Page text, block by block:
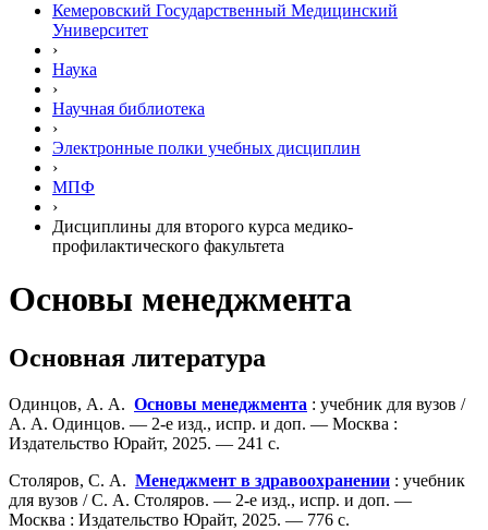
Кемеровский Государственный Медицинский
Университет
›
Наука
›
Научная библиотека
›
Электронные полки учебных диcциплин
›
МПФ
›
Дисциплины для второго курса медико-
профилактического факультета
Основы менеджмента
Основная литература
Одинцов, А. А. Основы менеджмента : учебник для вузов /
А. А. Одинцов. — 2-е изд., испр. и доп. — Москва :
Издательство Юрайт, 2025. — 241 с.
Столяров, С. А. Менеджмент в здравоохранении : учебник
для вузов / С. А. Столяров. — 2-е изд., испр. и доп. —
Москва : Издательство Юрайт, 2025. — 776 с.